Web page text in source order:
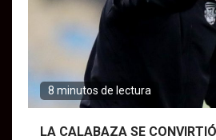
8 minutos de lectura
LA CALABAZA SE